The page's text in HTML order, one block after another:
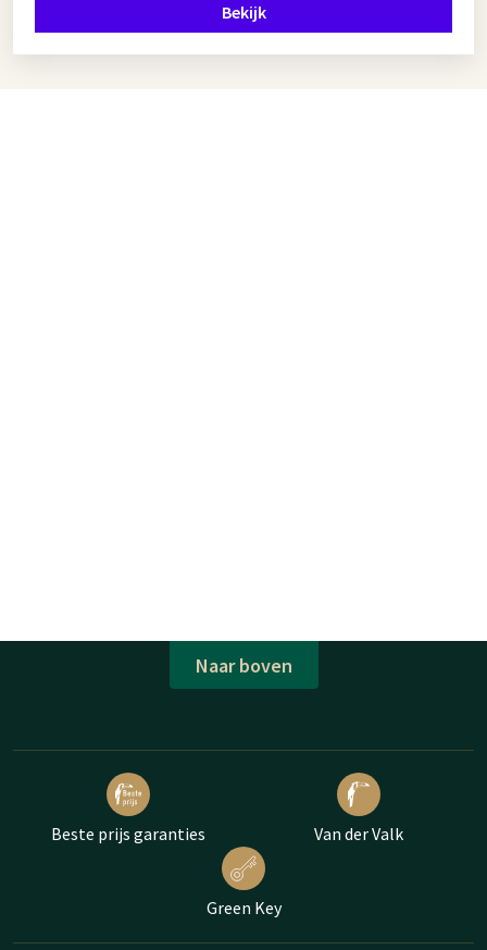
Bekijk
Naar boven
Beste prijs garanties Van der Valk
Green Key